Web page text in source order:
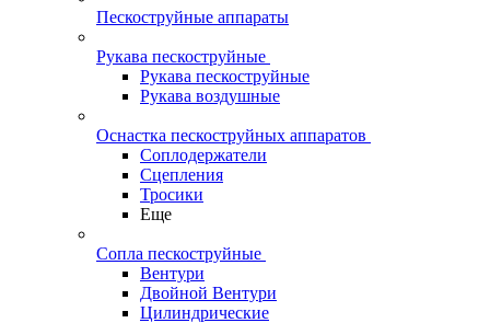
Пескоструйные аппараты
Рукава пескоструйные
Рукава пескоструйные
Рукава воздушные
Оснастка пескоструйных аппаратов
Соплодержатели
Сцепления
Тросики
Еще
Сопла пескоструйные
Вентури
Двойной Вентури
Цилиндрические